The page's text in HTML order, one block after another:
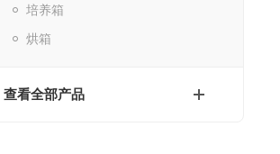
培养箱
烘箱
查看全部产品